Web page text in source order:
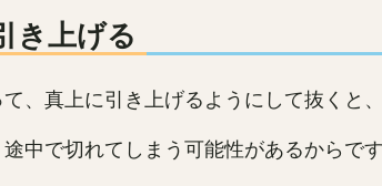
き上げる
、真上に引き上げるようにして抜くと
中で切れてしまう可能性があるからです